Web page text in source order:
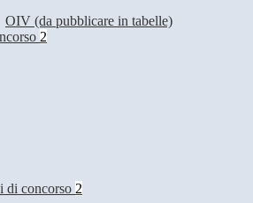
OIV (da pubblicare in tabelle)
2
di concorso 2